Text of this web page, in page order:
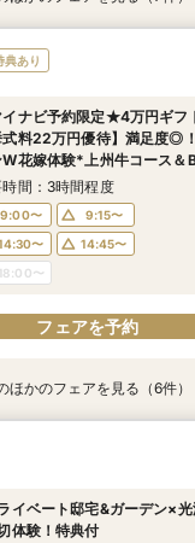
もてなし◎料理ランクUP特
×上州牛試食
9:00〜
9:15〜
〜
14:45〜
〜
フェアを予約
随一の貸切ガーデン／光
憧れドレス特典×とろける
時間：2時間30分程度
9:00〜
9:15〜
〜
14:45〜
18:00〜
フェアを予約
ナビ予約限定♪／■【憧れ
亜の邸宅×階段入場体験*上
9:00〜
9:15〜
〜
14:45〜
〜
フェアを予約
組★マタニティ限定特典＆
チャペル
9:00〜
9:15〜
〜
14:45〜
〜
フェアを予約
て見学*お料理重視の方へ◆
り相談会
9:00〜
9:15〜
〜
14:45〜
〜
フェアを予約
ばりALL体験】自然溢れ
上州牛コース試食
9:00〜
9:15〜
〜
14:45〜
〜
フェアを予約
方の方◎オンライン相談会
大特典付き
9:00〜
9:15〜
〜
14:45〜
〜
フェアを予約
典あり
イナビ予約限定★4万円ギフ
式料22万円優待】満足度◎
花嫁体験*上州牛コース＆
時間：3時間程度
9:00〜
9:15〜
〜
14:45〜
18:00〜
フェアを予約
画あり
もてなし◎料理ランクUP特
×上州牛試食
9:00〜
9:15〜
随一の貸切ガーデン／光
憧れドレス特典×とろける
時間：2時間30分程度
組★マタニティ限定特典＆
チャペル
9:00〜
9:15〜
ばりALL体験】自然溢れ
上州牛コース試食
9:00〜
9:15〜
方の方◎オンライン相談会
大特典付き
9:00〜
9:15〜
数会食プラン】貸切邸宅で
ウェディング♪限定プラン
9:00〜
9:15〜
ほかのフェアを見る（6件）
イベート邸宅&ガーデン×
体験！特典付